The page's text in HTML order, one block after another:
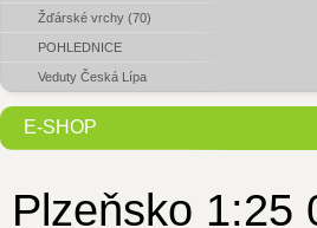
Žďárské vrchy (70)
POHLEDNICE
Veduty Česká Lípa
E-SHOP
Plzeňsko 1:25